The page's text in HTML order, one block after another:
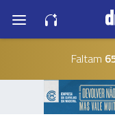
Faltam